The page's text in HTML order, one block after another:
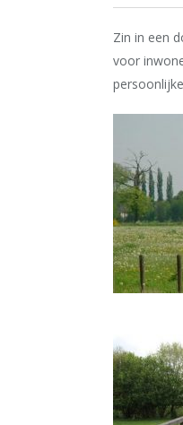
Zin in een
voor